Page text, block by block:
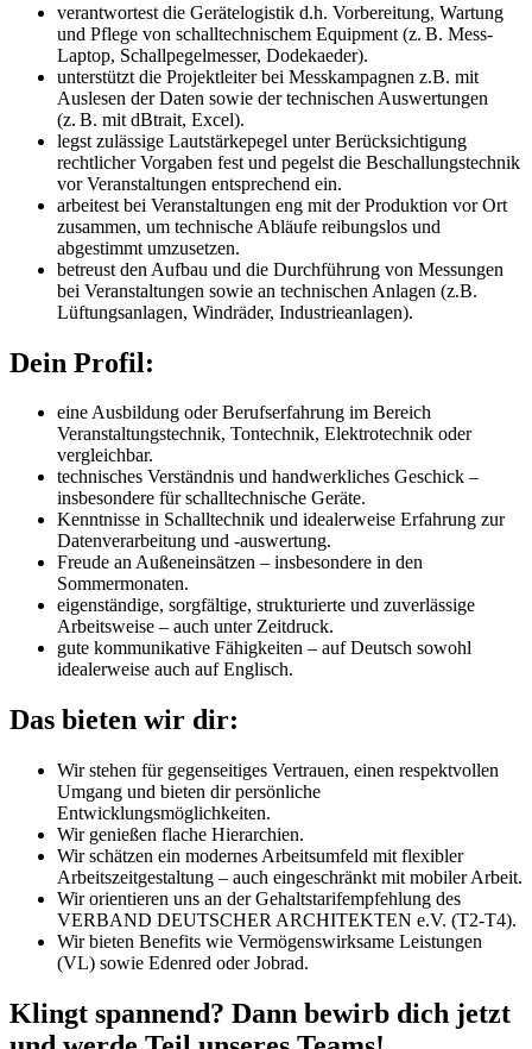
verantwortest die Gerätelogistik d.h. Vorbereitung, Wartung
und Pflege von schalltechnischem Equipment (z. B. Mess-
Laptop, Schallpegelmesser, Dodekaeder).
unterstützt die Projektleiter bei Messkampagnen z.B. mit
Auslesen der Daten sowie der technischen Auswertungen
(z. B. mit dBtrait, Excel).
legst zulässige Lautstärkepegel unter Berücksichtigung
rechtlicher Vorgaben fest und pegelst die Beschallungstechnik
vor Veranstaltungen entsprechend ein.
arbeitest bei Veranstaltungen eng mit der Produktion vor Ort
zusammen, um technische Abläufe reibungslos und
abgestimmt umzusetzen.
betreust den Aufbau und die Durchführung von Messungen
bei Veranstaltungen sowie an technischen Anlagen (z.B.
Lüftungsanlagen, Windräder, Industrieanlagen).
Dein Profil:
eine Ausbildung oder Berufserfahrung im Bereich
Veranstaltungstechnik, Tontechnik, Elektrotechnik oder
vergleichbar.
technisches Verständnis und handwerkliches Geschick –
insbesondere für schalltechnische Geräte.
Kenntnisse in Schalltechnik und idealerweise Erfahrung zur
Datenverarbeitung und -auswertung.
Freude an Außeneinsätzen – insbesondere in den
Sommermonaten.
eigenständige, sorgfältige, strukturierte und zuverlässige
Arbeitsweise – auch unter Zeitdruck.
gute kommunikative Fähigkeiten – auf Deutsch sowohl
idealerweise auch auf Englisch.
Das bieten wir dir:
Wir stehen für gegenseitiges Vertrauen, einen respektvollen
Umgang und bieten dir persönliche
Entwicklungsmöglichkeiten.
Wir genießen flache Hierarchien.
Wir schätzen ein modernes Arbeitsumfeld mit flexibler
Arbeitszeitgestaltung – auch eingeschränkt mit mobiler Arbeit.
Wir orientieren uns an der Gehaltstarifempfehlung des
VERBAND DEUTSCHER ARCHITEKTEN e.V. (T2-T4).
Wir bieten Benefits wie Vermögenswirksame Leistungen
(VL) sowie Edenred oder Jobrad.
Klingt spannend? Dann bewirb dich jetzt